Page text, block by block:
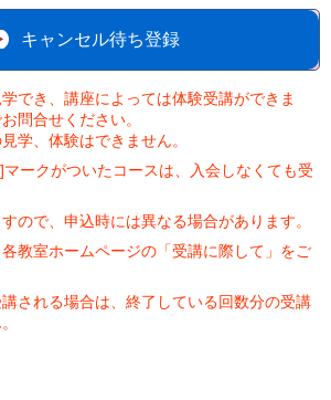
キャンセル待ち登録
でき、講座によっては体験受講ができま
問合せください。
学、体験はできません。
ークがついたコースは、入会しなくても受
ので、申込時には異なる場合があります。
教室ホームページの「受講に際して」をご
される場合は、終了している回数分の受講